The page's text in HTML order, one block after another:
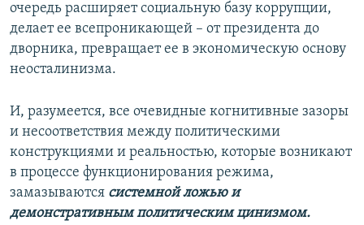
очередь расширяет социальную базу коррупции,
делает ее всепроникающей – от президента до
дворника, превращает ее в экономическую основу
неосталинизма.
И, разумеется, все очевидные когнитивные зазоры
и несоответствия между политическими
конструкциями и реальностью, которые возникают
в процессе функционирования режима,
замазываются системной ложью и
демонстративным политическим цинизмом.